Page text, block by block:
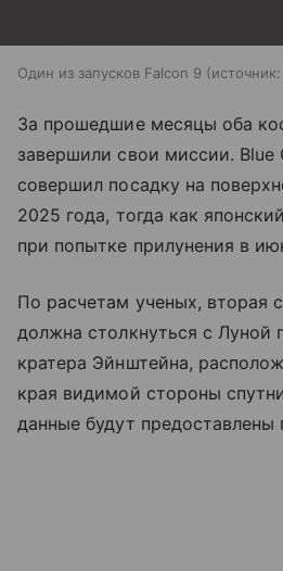
Один из запусков Falcon 9 источник:
За прошедшие месяцы оба
завершили свои миссии. Blue
совершил посадку на
2025 года, тогда как
при попытке прилунения в
По расчетам ученых, вторая
должна столкнуться с Луной
кратера Эйнштейна,
края видимой стороны
данные будут предоставлены